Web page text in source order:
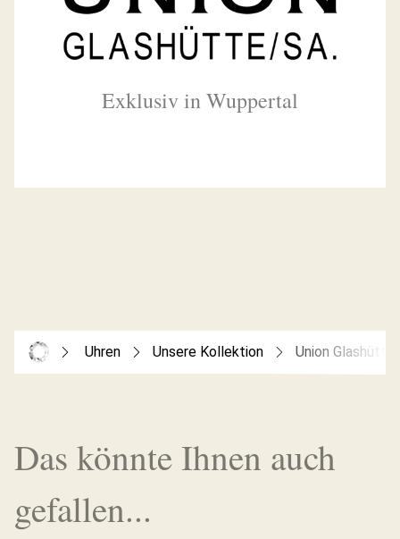
Exklusiv in Wuppertal
Uhren Unsere Kollektion Union Glashütte
Das könnte Ihnen auch
gefallen...